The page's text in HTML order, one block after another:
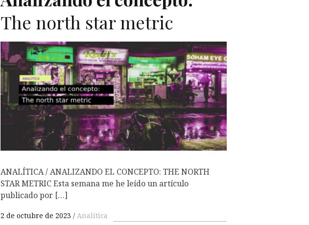
The north star metric
ANALÍTICA / ANALIZANDO EL CONCEPTO: THE NORTH
STAR METRIC Esta semana me he leído un artículo
publicado por […]
2 de octubre de 2023 Analítica